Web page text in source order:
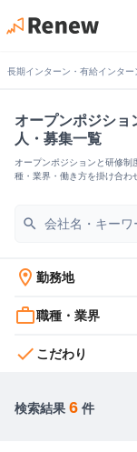
長期インターン・有給インター
オープンポジショ
人・募集一覧
オープンポジションと研修制
種・業界・働き方を掛け合わ
search
location_on 勤務地
work_outline職種・業界
check こだわり
検索結果 6 件